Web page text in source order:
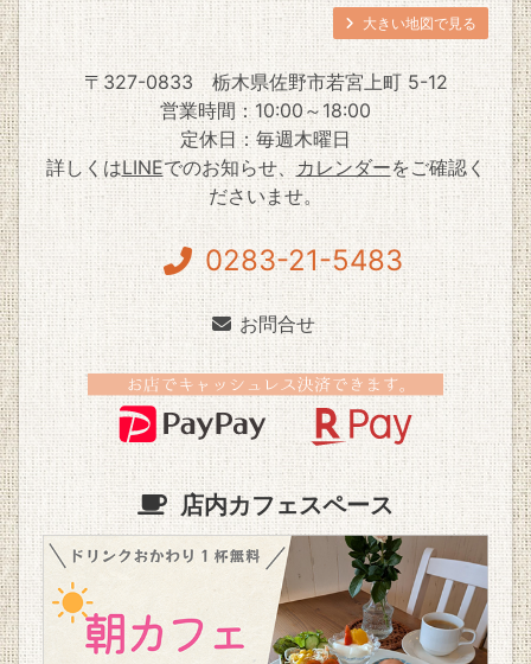
大きい地図で見る
〒327-0833
栃木県佐野市若宮上町 5-12
営業時間：10:00～18:00
定休日：毎週木曜日
詳しくはLINEでのお知らせ、カレンダーをご確認く
ださいませ。
0283-21-5483
お問合せ
店内カフェスペース